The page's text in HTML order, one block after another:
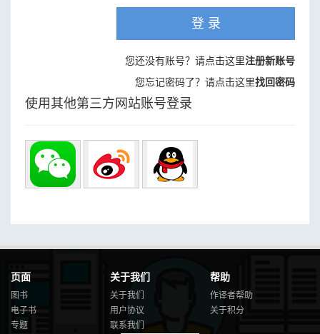
登 录
您还没有账号？请点击这里注册新账号
您忘记密码了？请点击这里找回密码
使用其他第三方网站账号登录
页面
图书
电子书
专题
关于我们
关于我们
用户协议
联系我们
帮助
作译者帮助
关于积分